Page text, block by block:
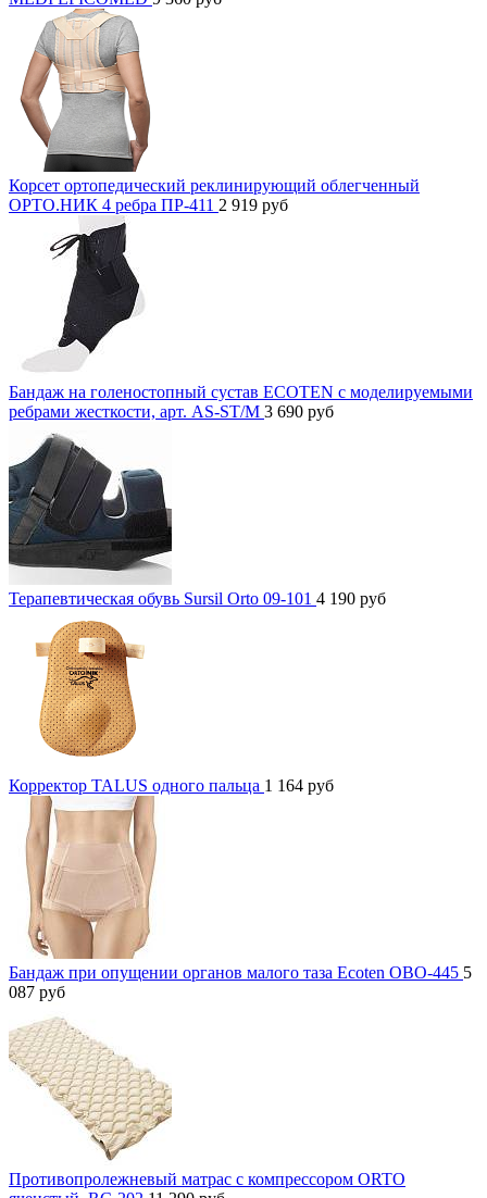
Корсет ортопедический реклинирующий облегченный
ОРТО.НИК 4 ребра ПР-411 2 919 руб
Бандаж на голеностопный сустав ECOTEN с моделируемыми
ребрами жесткости, арт. AS-ST/M 3 690 руб
Терапевтическая обувь Sursil Orto 09-101 4 190 руб
Корректор TALUS одного пальца 1 164 руб
Бандаж при опущении органов малого таза Ecoten ОВО-445 5
087 руб
Противопролежневый матрас с компрессором ORTO